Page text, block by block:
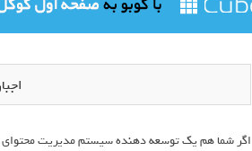
اگر شما هم یک توسعه دهنده سیستم مدیریت